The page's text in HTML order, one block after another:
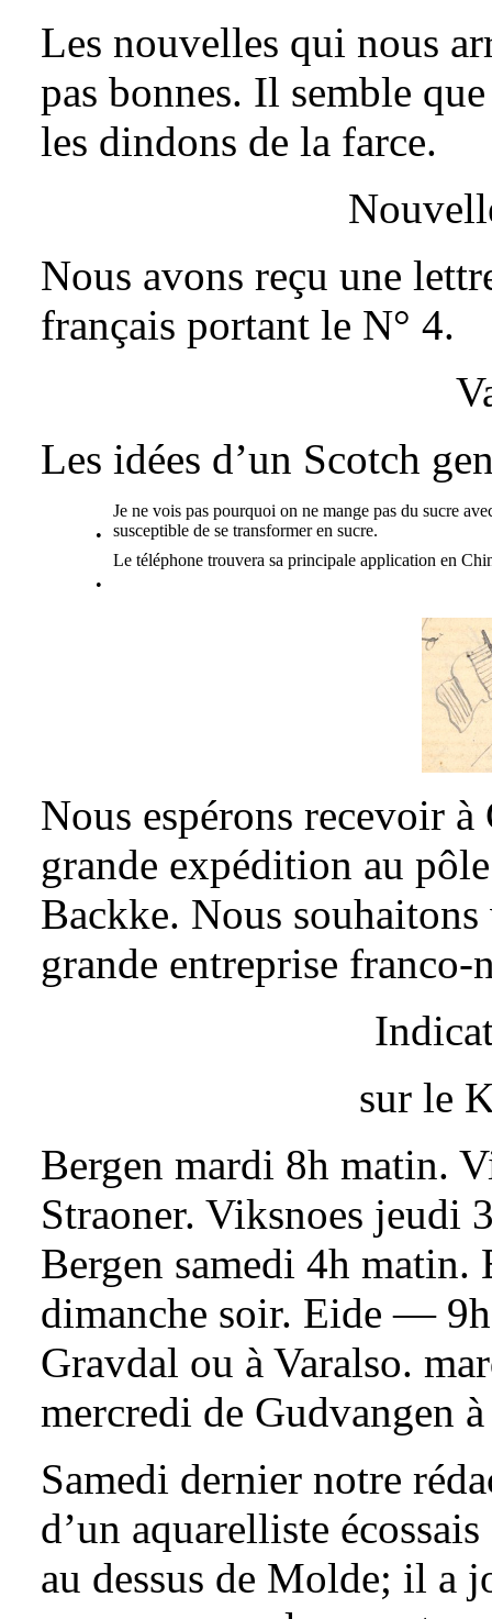
Les nouvelles qui nous
pas bonnes. Il semble
les dindons de la farce.
Nous avons reçu une
français portant le N° 4.
Les idées d’un Scotch
•
Je ne vois pas pourquoi on ne mange pas du sucre
susceptible de se transformer en sucre.
•
Le téléphone trouvera sa principale application en
Nous espérons recevoir
grande expédition au
Backke. Nous
grande entreprise franco-
sur le
Bergen mardi 8h matin.
Straoner. Viksnoes jeudi
Bergen samedi 4h
dimanche soir. Eide —
Gravdal ou à Varalso.
mercredi de Gudvangen
Samedi dernier notre
d’un aquarelliste
au dessus de Molde; il a